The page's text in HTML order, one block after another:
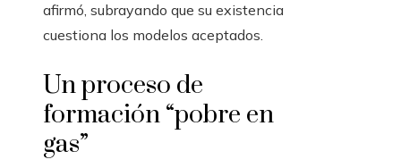
afirmó, subrayando que su existencia
cuestiona los modelos aceptados.
Un proceso de
formación “pobre en
gas”